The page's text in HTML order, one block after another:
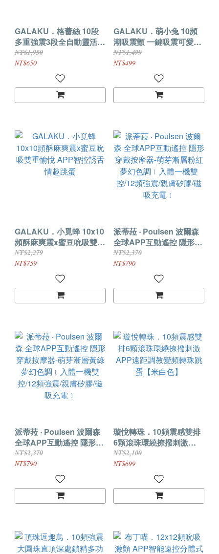
GALAKU．格蕾絲 10段
多重強震3段全自動靈活伸
縮 智能遠控潮玩跳蛋【紅
色】
NT$1,950
NT$650
GALAKU．萌小兔 10頻
潮吸震顫 一鍵吸震可愛防
塵收納 APP智控萌趣跳蛋
NT$1,499
NT$499
GALAKU．小覓蜂 10x10
頻酥麻爽震x蜜豆吮吸雙重
愉悅 APP智控誘舌情趣跳
蛋
NT$2,279
NT$759
派蒂菈 ‧ Poulsen 波爾森
全球APP互動遙控 隱形穿
戴按摩器-萌芽漸層粉紅夢
幻色調﹝入體一機雙控/12
頻強震/親膚矽膠/磁吸充
電﹞
NT$2,370
NT$790
派蒂菈 ‧ Poulsen 波爾森
全球APP互動遙控 隱形穿
戴按摩器-萌芽漸層黃綠夢
幻色調﹝入體一機雙控/12
頻強震/親膚矽膠/磁吸充
電﹞
NT$2,370
NT$790
璇悅轉珠．10頻震感雙排
6顆滾珠環繞撩撥刺激
APP遠距調教變頻轉珠跳
蛋【米白色】
NT$2,100
NT$699